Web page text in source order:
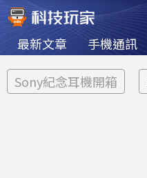
最新文章 手機通訊
Sony紀念耳機開箱